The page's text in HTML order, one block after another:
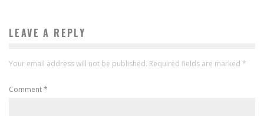
LEAVE A REPLY
Your email address will not be published. Required fields are marked *
Comment*